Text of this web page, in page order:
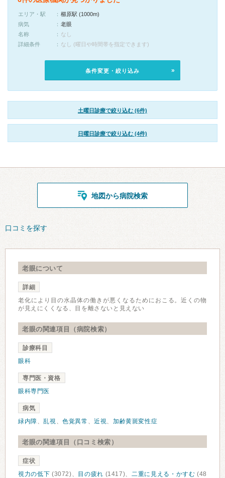
エリア・駅
櫛原駅 (1000m)
病気
老眼
名称
なし
詳細条件
なし (曜日や時間帯を指定できます)
条件変更・絞り込み
土曜日診療で絞り込む (6件)
日曜日診療で絞り込む (4件)
地図から病院検索
口コミを探す
老眼について
詳細
老化により目の水晶体の働きが悪くなるためにおこる。近くの物
が見えにくくなる、目を離さないと見えない
老眼の関連項目（病院検索）
診療科目
眼科
専門医・資格
眼科専門医
病気
緑内障、乱視、色覚異常 、近視、加齢黄斑変性症
老眼の関連項目（口コミ検索）
症状
視力の低下 (3072)、 目の疲れ (1417)、 二重に見える・かすむ (48